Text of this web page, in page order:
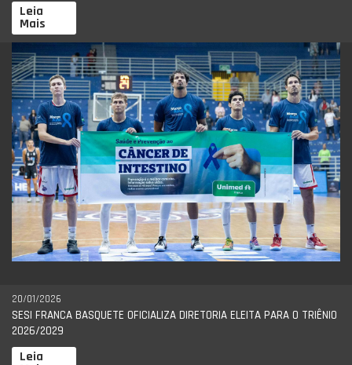
Leia
Mais
20/01/2026
SESI FRANCA BASQUETE OFICIALIZA DIRETORIA ELEITA PARA O TRIÊNIO
2026/2029
Leia